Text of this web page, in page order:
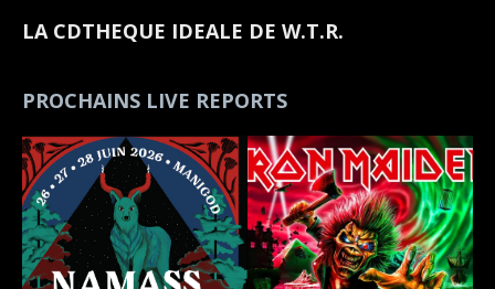
LA CDTHEQUE IDEALE DE W.T.R.
PROCHAINS LIVE REPORTS